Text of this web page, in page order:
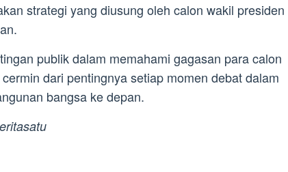
strategi yang diusung oleh calon wakil presiden
publik dalam memahami gagasan para calon
dari pentingnya setiap momen debat dalam
bangsa ke depan.